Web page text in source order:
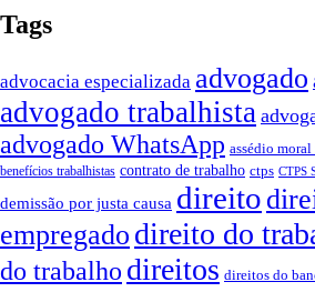
Tags
advocacia especializada advogado
advogado trabalhista
advogado WhatsApp assédio
benefícios trabalhistas contrato de trabalho ctps CTPS
demissão por justa causa direito
empregado direito do
do trabalho direitos direitos do